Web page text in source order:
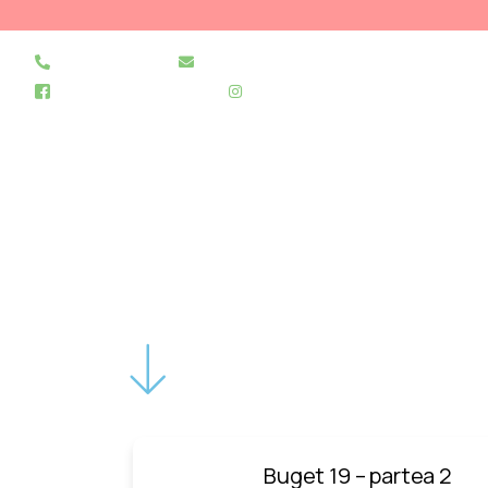
Buget 19 – partea 2